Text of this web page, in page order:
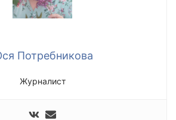
Потребникова
Журналист